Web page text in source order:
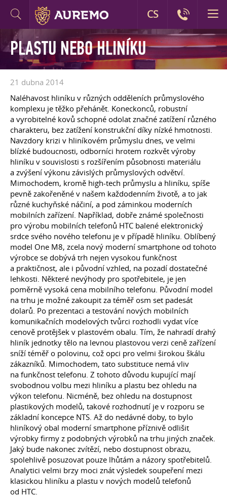
PLASTU NEBO HLINÍKU
21 dubna 2014
Naléhavost hliníku v různých odděleních průmyslového
komplexu je těžko přehánět. Koneckonců, robustní
a vyrobitelné kovů schopné odolat značné zatížení různého
charakteru, bez zatížení konstrukční díky nízké hmotnosti.
Navzdory krizi v hliníkovém průmyslu dnes, ve velmi
blízké budoucnosti, odborníci hrotem rozkvět výroby
hliníku v souvislosti s rozšířením působnosti materiálu
a zvýšení výkonu závislých průmyslových odvětví.
Mimochodem, kromě high-tech průmyslu a hliníku, spíše
pevně zakořeněné v našem každodenním životě, a to jak
různé kuchyňské náčiní, a pod záminkou moderních
mobilních zařízení. Například, dobře známé společnosti
pro výrobu mobilních telefonů HTC balené elektronický
srdce svého nového telefonu je v případě hliníku. Oblíbený
model One M8, zcela nový moderní smartphone od tohoto
výrobce se dobývá trh nejen vysokou funkčnost
a praktičnost, ale i původní vzhled, na pozadí dostatečné
lehkosti. Některé nevýhody pro spotřebitele, je jen
poměrně vysoká cena mobilního telefonu. Původní model
na trhu je možné zakoupit za téměř osm set padesát
dolarů. Po prezentaci a testování nových mobilních
komunikačních modelových tvůrci rozhodli vydat více
cenově protějšek v plastovém obalu. Tím, že nahradí drahý
hliník jednotky tělo na levnou plastovou verzi ceně zařízení
sníží téměř o polovinu, což opci pro velmi širokou škálu
zákazníků. Mimochodem, tato substituce nemá vliv
na funkčnost telefonu. Z tohoto důvodu kupující mají
svobodnou volbu mezi hliníku a plastu bez ohledu na
výkon telefonu. Nicméně, bez ohledu na dostupnost
plastikových modelů, takové rozhodnutí je v rozporu se
základní koncepce NTS. Až do nedávné doby, to bylo
hliníkový obal moderní smartphone příznivě odlišit
výrobky firmy z podobných výrobků na trhu jiných značek.
Jaký bude nakonec zvítězí, nebo dostupnost obrazu,
spolehlivě posuzovat pouze lhůtám a názory spotřebitelů.
Analytici velmi brzy moci znát výsledek soupeření mezi
klasickou hliníku a plastu v nových modelů telefonů
od HTC.
CS